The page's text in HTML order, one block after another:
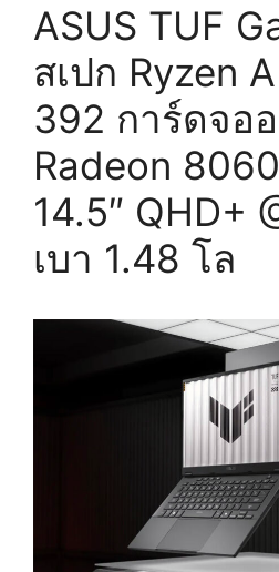
ASUS TUF
สเปก Ryzen
392 การ์ดจอ
Radeon
14.5″ QHD+
เบา 1.48 โล